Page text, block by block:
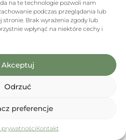
na te technologie pozwoli nam
podczas przeglądania lub
Brak wyrażenia zgody lub
wpłynąć na niektóre cechy i
Akceptuj
Odrzuć
preferencje
prywatnościKontakt
Produkty
o wykorzystaniu AI
prezentowane na stronie zawierają
zmodyfikowane przy użyciu narzędzi